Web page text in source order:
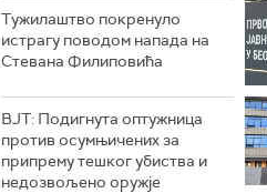
Тужилаштво покренуло
истрагу поводом напада на
Стевана Филиповића
ВЈТ: Подигнута оптужница
против осумњичених за
припрему тешког убиства и
недозвољено оружје